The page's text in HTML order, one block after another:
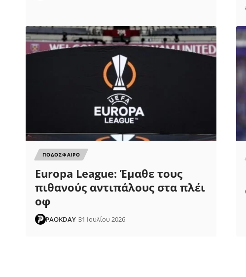
ΠΟΔΟΣΦΑΙΡΟ
Europa League: Έμαθε τους
πιθανούς αντιπάλους στα πλέι
οφ
PAOKDAY 31 Ιουλίου 2026